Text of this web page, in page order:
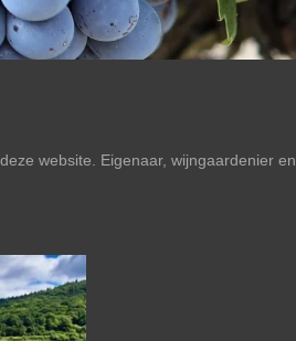
website. Eigenaar, wijngaardenier en